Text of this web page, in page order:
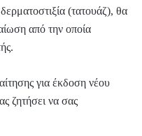
(τατουάζ), θα
από την οποία
για έκδοση νέου
ζητήσει να σας